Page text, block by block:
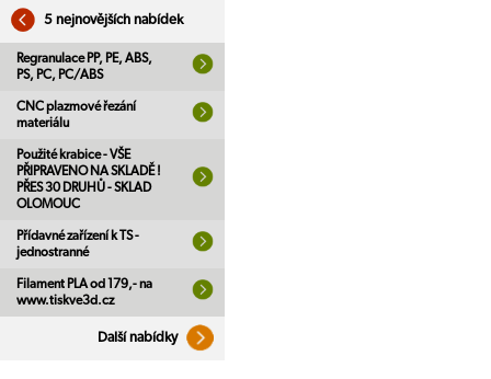
5 nejnovějších nabídek
Regranulace PP, PE, ABS,
PS, PC, PC/ABS
CNC plazmové řezání
materiálu
Použité krabice - VŠE
PŘIPRAVENO NA SKLADĚ !
PŘES 30 DRUHŮ - SKLAD
OLOMOUC
Přídavné zařízení k TS -
jednostranné
Filament PLA od 179,- na
www.tiskve3d.cz
Další nabídky